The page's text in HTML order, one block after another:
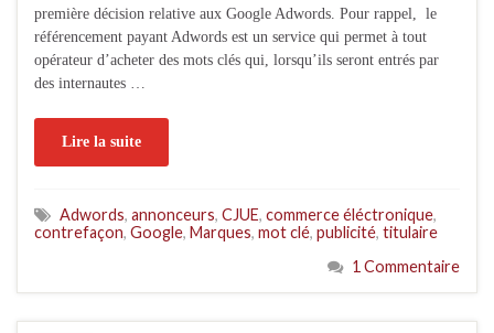
première décision relative aux Google Adwords. Pour rappel, le
référencement payant Adwords est un service qui permet à tout
opérateur d’acheter des mots clés qui, lorsqu’ils seront entrés par
des internautes …
Lire la suite
Adwords, annonceurs, CJUE, commerce éléctronique,
contrefaçon, Google, Marques, mot clé, publicité, titulaire
1 Commentaire